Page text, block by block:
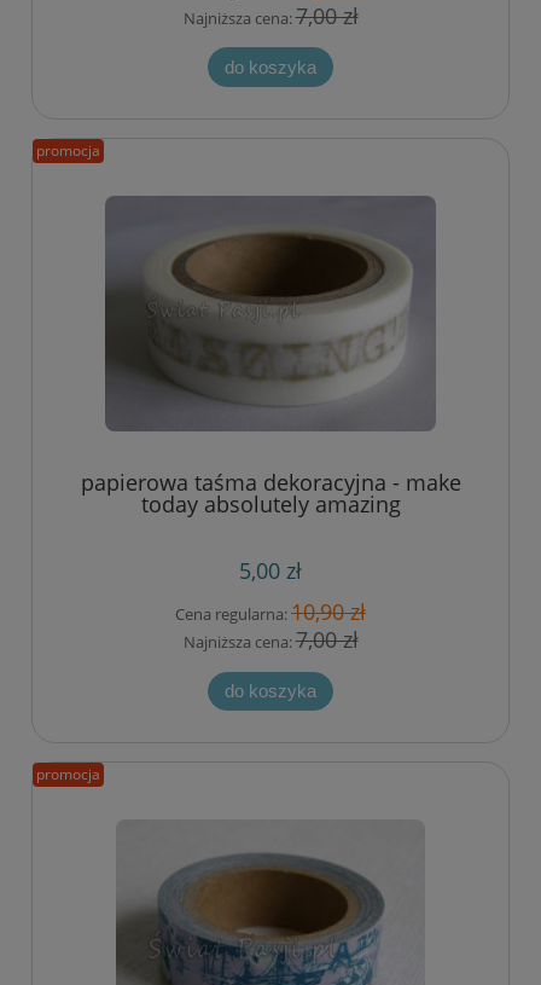
Najniższa cena:7,00 zł
do koszyka
papierowa taśma dekoracyjna - make
today absolutely amazing
5,00 zł
Cena regularna:10,90 zł
Najniższa cena:7,00 zł
do koszyka
promocja
promocja